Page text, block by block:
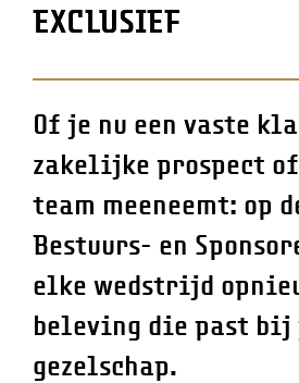
EXCLUSIEF
Of je nu een vaste
zakelijke prospect
team meeneemt: op
Bestuurs- en
elke wedstrijd
beleving die past bij
gezelschap.